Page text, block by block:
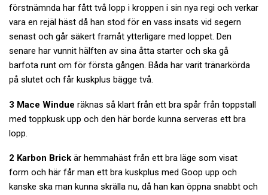
förstnämnda har fått två lopp i kroppen i sin nya regi och verkar
vara en rejäl häst då han stod för en vass insats vid segern
senast och går säkert framåt ytterligare med loppet. Den
senare har vunnit hälften av sina åtta starter och ska gå
barfota runt om för första gången. Båda har varit tränarkörda
på slutet och får kuskplus bägge två.
3 Mace Windue räknas så klart från ett bra spår från toppstall
med toppkusk upp och den här borde kunna serveras ett bra
lopp.
2 Karbon Brick är hemmahäst från ett bra läge som visat
form och här får man ett bra kuskplus med Goop upp och
kanske ska man kunna skrälla nu, då han kan öppna snabbt och